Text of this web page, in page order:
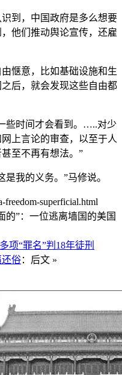
到，中国政府是多么想要
他们推动舆论宣传，还雇
惬意，比如基础设施和生
后，就会发现这些自由都
些时间才会看到。…..对少
上言论的审查，以至于人
至不再有想法。”
我的义务。”马修说。
freedom-superficial.html
的”：一位逃离墙国的美国
项“罪名”判18年徒刑
俗：后文 »